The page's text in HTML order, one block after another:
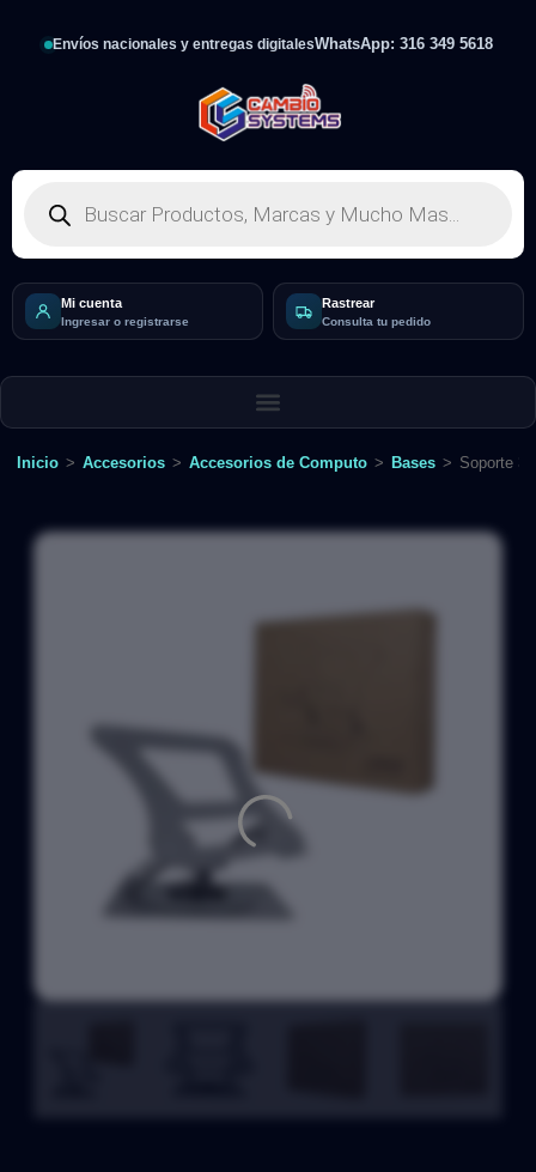
Envíos nacionales y entregas digitalesWhatsApp: 316 349 5618
Mi cuenta
Ingresar o registrarse
Rastrear
Consulta tu pedido
Inicio > Accesorios > Accesorios de Computo > Bases > Soporte